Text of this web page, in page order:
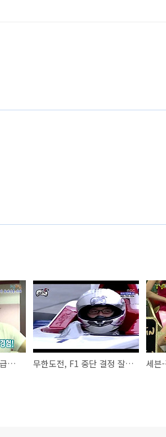
1박2일, 김C 복귀가 시급한 이유 무한도전, F1 중단 결정 잘된 일이다